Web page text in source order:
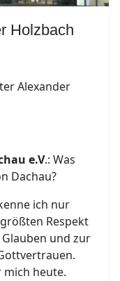
Holzbach
Alexander
e.V.: Was
Dachau?
ich nur
Respekt
und zur
mich heute.